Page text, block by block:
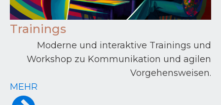
Trainings
Moderne und interaktive Trainings und
Workshop zu Kommunikation und agilen
Vorgehensweisen.
MEHR